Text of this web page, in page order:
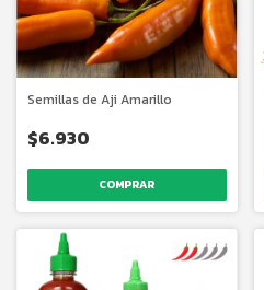
Semillas de Aji Amarillo
$6.930
COMPRAR